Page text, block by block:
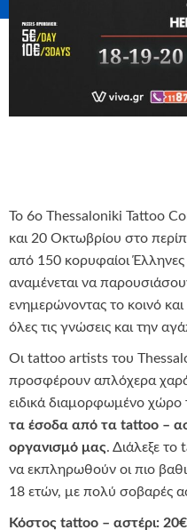
To 6o Τhessaloniki Tattoo
και 20 Οκτωβρίου στο
από 150 κορυφαίοι Έλληνες
αναμένεται να
ενημερώνοντας το κοινό
όλες τις γνώσεις και την
Οι tattoo artists του
προσφέρουν απλόχερα
ειδικά διαμορφωμένο
τα έσοδα από τα tattoo –
οργανισμό μας. Διάλεξε
να εκπληρωθούν οι πιο
18 ετών, με πολύ σοβαρές
Κόστος tattoo – αστέρι: 20€